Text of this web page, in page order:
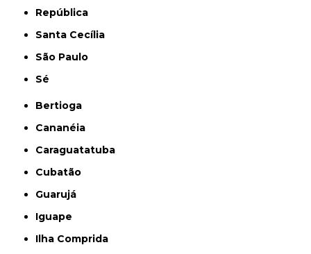
República
Santa Cecília
São Paulo
Sé
Bertioga
Cananéia
Caraguatatuba
Cubatão
Guarujá
Iguape
Ilha Comprida